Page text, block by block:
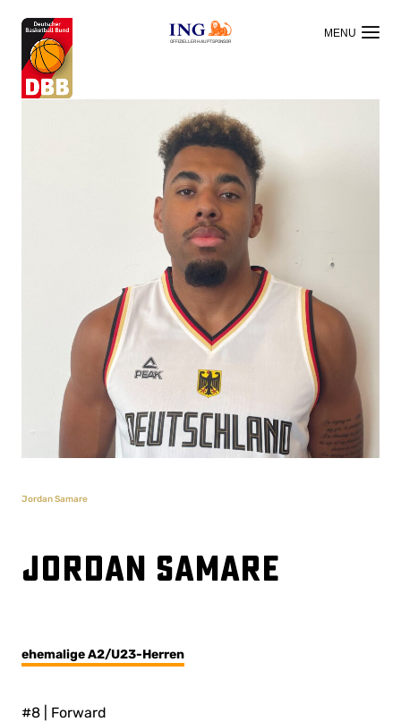
OFFIZIELLER HAUPTSPONSOR
Jordan Samare
Jordan Samare
ehemalige A2/U23-Herren
#8 | Forward